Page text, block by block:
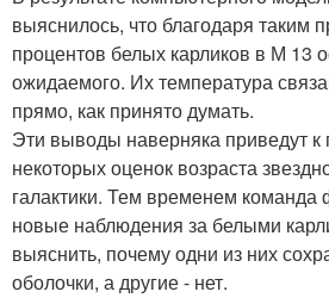
выяснилось, что благодаря таким
процентов белых карликов в М 13
ожидаемого. Их температура
прямо, как принято думать.
Эти выводы наверняка приведут к
некоторых оценок возраста
галактики. Тем временем команда
новые наблюдения за белыми
выяснить, почему одни из них
оболочки, а другие - нет.